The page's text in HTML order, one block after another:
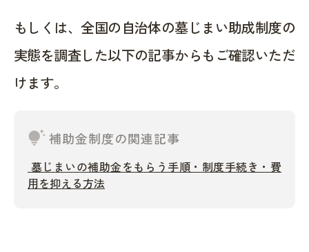
もしくは、全国の自治体の墓じまい助成制度の
実態を調査した以下の記事からもご確認いただ
けます。
tips_and_updates補助金制度の関連記事
墓じまいの補助金をもらう手順・制度手続き・費
用を抑える方法